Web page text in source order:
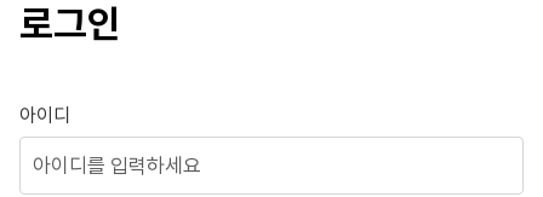
넷
접
수
센
로그인
로그인
아이디